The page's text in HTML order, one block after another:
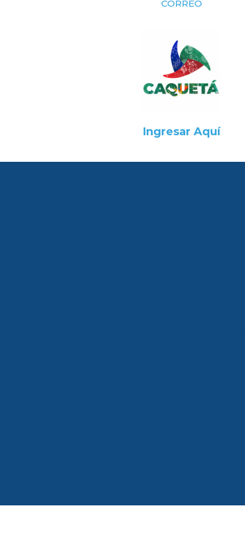
CORREO
Ingresar Aquí